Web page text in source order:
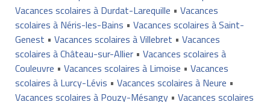
Vacances scolaires à Durdat-Larequille • Vacances
scolaires à Néris-les-Bains • Vacances scolaires à Saint-
Genest • Vacances scolaires à Villebret • Vacances
scolaires à Château-sur-Allier• Vacances scolaires à
Couleuvre • Vacances scolaires à Limoise • Vacances
scolaires à Lurcy-Lévis • Vacances scolaires à Neure •
Vacances scolaires à Pouzy-Mésangy• Vacances scolaires